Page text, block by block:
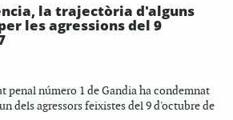
la trajectòria d'alguns
les agressions del 9
penal número 1 de Gandia ha condemnat
dels agressors feixistes del 9 d'octubre de